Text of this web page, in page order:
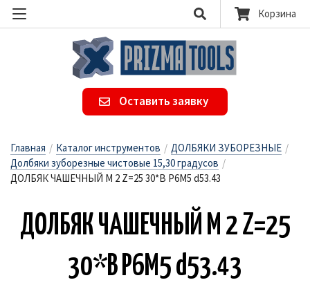
Корзина
Оставить заявку
Главная / Каталог инструментов / ДОЛБЯКИ ЗУБОРЕЗНЫЕ /
Долбяки зуборезные чистовые 15,30 градусов /
ДОЛБЯК ЧАШЕЧНЫЙ М 2 Z=25 30*B Р6М5 d53.43
ДОЛ­БЯК ЧА­ШЕЧ­НЫЙ М 2 Z=25
30*B Р6М5 d53.43